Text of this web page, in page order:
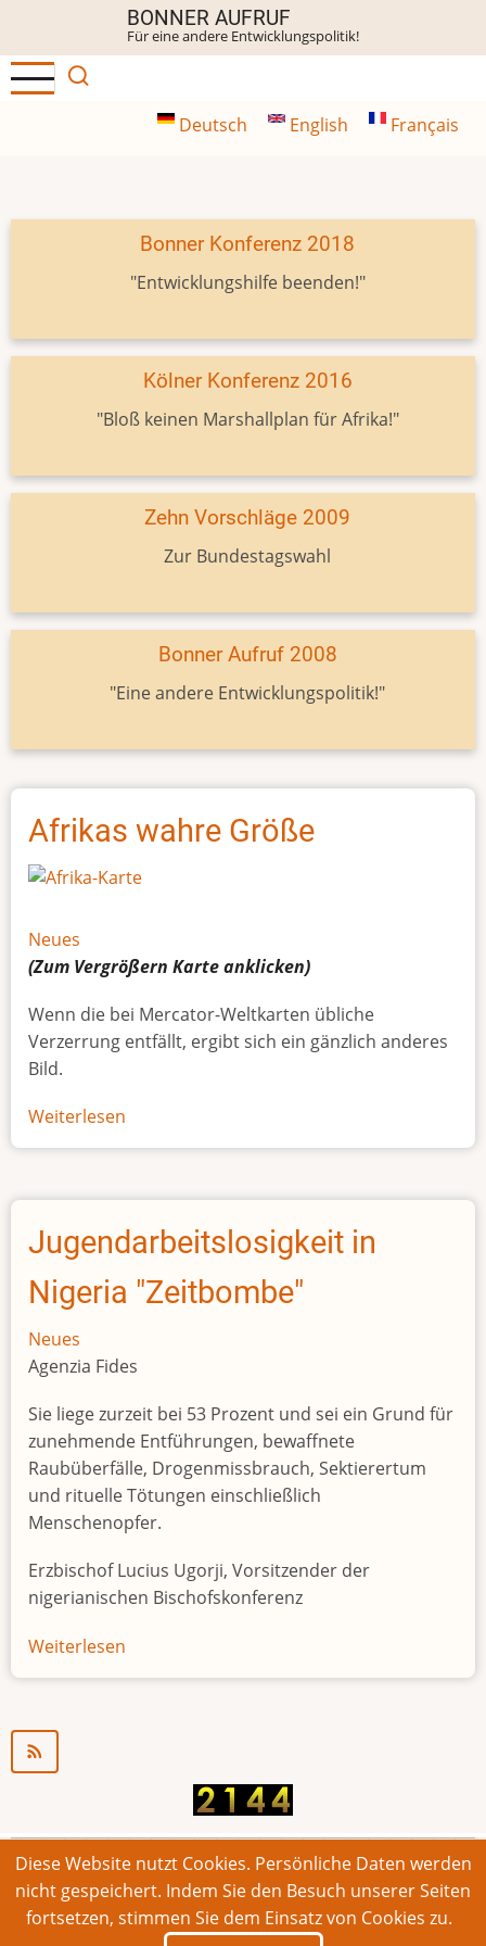
Inhalt
BONNER AUFRUF
Für eine andere Entwicklungspolitik!
Deutsch English Français
Bonner Konferenz 2018
"Entwicklungshilfe beenden!"
Kölner Konferenz 2016
"Bloß keinen Marshallplan für Afrika!"
Zehn Vorschläge 2009
Zur Bundestagswahl
Bonner Aufruf 2008
"Eine andere Entwicklungspolitik!"
Afrikas wahre Größe
Neues
(Zum Vergrößern Karteanklicken)
Wenn die bei Mercator-Weltkarten übliche
Verzerrung entfällt, ergibt sich ein gänzlich anderes
Bild.
Weiterlesen
Afrikas
Größe
Jugendarbeitslosigkeit in
Nigeria "Zeitbombe"
Neues
Agenzia Fides
Sie liege zurzeit bei 53 Prozent und sei ein Grund für
zunehmende Entführungen, bewaffnete
Raubüberfälle, Drogenmissbrauch, Sektierertum
und rituelle Tötungen einschließlich
Menschenopfer.
Erzbischof Lucius Ugorji, Vorsitzender der
nigerianischen Bischofskonferenz
Weiterlesen
Jugendarbeitslosigkeit
© 2026 Bonner Aufruf. Alle Rechte vorbehalten.
Footer
Impressum Kontakt Intern
Diese Website nutzt Cookies. Persönliche Daten werden
nicht gespeichert. Indem Sie den Besuch unserer Seiten
fortsetzen, stimmen Sie dem Einsatz von Cookies zu.